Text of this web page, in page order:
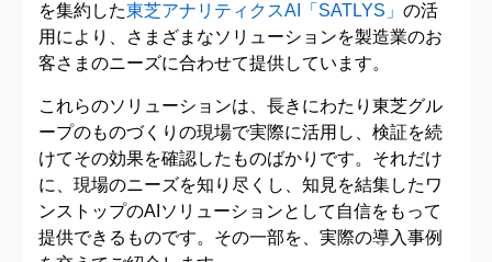
を集約した東芝アナリティクスAI「SATLYS」 の活
用により、さまざまなソリューションを製造業のお
客さまのニーズに合わせて提供しています。
これらのソリューションは、長きにわたり東芝グル
ープのものづくりの現場で実際に活用し、検証を続
けてその効果を確認したものばかりです。それだけ
に、現場のニーズを知り尽くし、知見を結集したワ
ンストップのAIソリューションとして自信をもって
提供できるものです。その一部を、実際の導入事例